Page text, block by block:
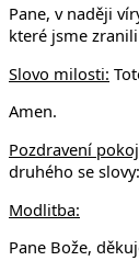
Pane, v naději
které jsme
Slovo milosti:
Amen.
Pozdravení
druhého se
Modlitba:
Pane Bože,